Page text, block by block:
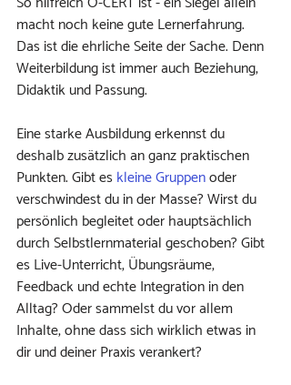
macht noch keine gute Lernerfahrung.
Das ist die ehrliche Seite der Sache. Denn
Weiterbildung ist immer auch Beziehung,
Didaktik und Passung.
Eine starke Ausbildung erkennst du
deshalb zusätzlich an ganz praktischen
Punkten. Gibt es kleine Gruppen oder
verschwindest du in der Masse? Wirst du
persönlich begleitet oder hauptsächlich
durch Selbstlernmaterial geschoben? Gibt
es Live-Unterricht, Übungsräume,
Feedback und echte Integration in den
Alltag? Oder sammelst du vor allem
Inhalte, ohne dass sich wirklich etwas in
dir und deiner Praxis verankert?